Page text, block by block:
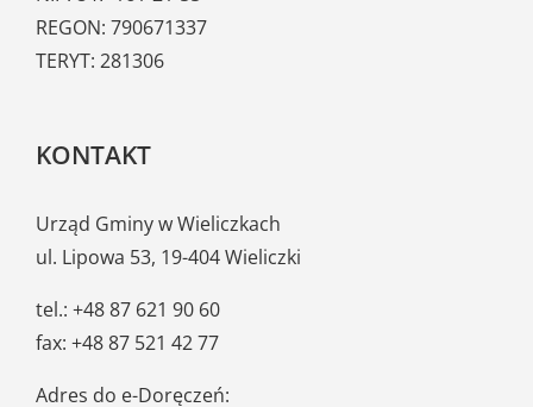
REGON: 790671337
TERYT: 281306
KONTAKT
Urząd Gminy w Wieliczkach
ul. Lipowa 53, 19-404 Wieliczki
tel.: +48 87 621 90 60
fax: +48 87 521 42 77
Adres do e-Doręczeń: